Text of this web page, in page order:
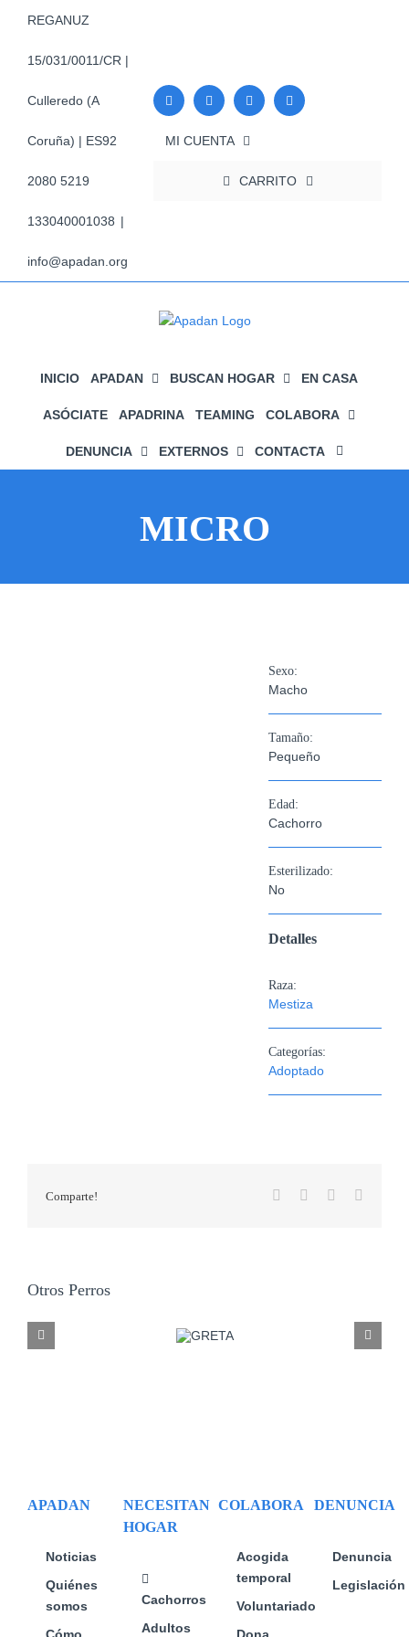
REGANUZ
15/031/0011/CR |
Culleredo (A
Coruña) | ES92
2080 5219
133040001038 |
info@apadan.org
MI CUENTA
CARRITO
INICIO APADAN BUSCAN HOGAR EN CASA
ASÓCIATE APADRINA TEAMING COLABORA
DENUNCIA EXTERNOS CONTACTA
MICRO
Sexo:
Macho
Tamaño:
Pequeño
Edad:
Cachorro
Esterilizado:
No
Detalles
Raza:
Mestiza
Categorías:
Adoptado
Comparte! Facebook WhatsApp
Otros Perros
NALA
APADAN
Noticias
Quiénes
somos
NECESITAN
HOGAR
Cachorros
Adultos
COLABORA
Acogida
temporal
Voluntariado
DENUNCIA
Denuncia
Legislación